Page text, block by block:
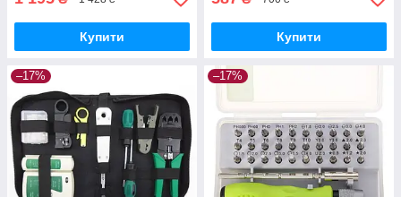
Купити Купити
–17% –17%